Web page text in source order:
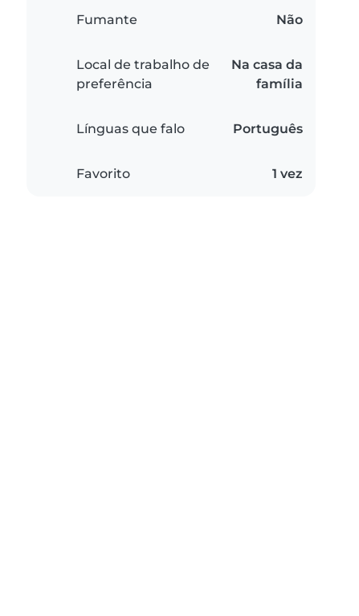
Fumante Não
Local de trabalho de
preferência
Na casa da
família
Línguas que falo Português
Favorito 1 vez